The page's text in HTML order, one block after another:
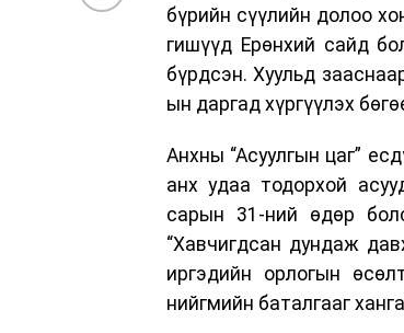
бүрийн сүүлийн долоо
гишүүд Ерөнхий сайд
бүрдсэн. Хуульд
ын даргад хүргүүлэх
Анхны “Асуулгын цаг”
анх удаа тодорхой
сарын 31-ний өдөр
“Хавчигдсан дундаж
иргэдийн орлогын
нийгмийн баталгааг